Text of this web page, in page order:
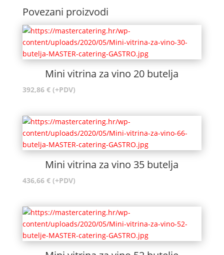
Povezani proizvodi
Mini vitrina za vino 20 butelja
392,86 € (+PDV)
Mini vitrina za vino 35 butelja
436,66 € (+PDV)